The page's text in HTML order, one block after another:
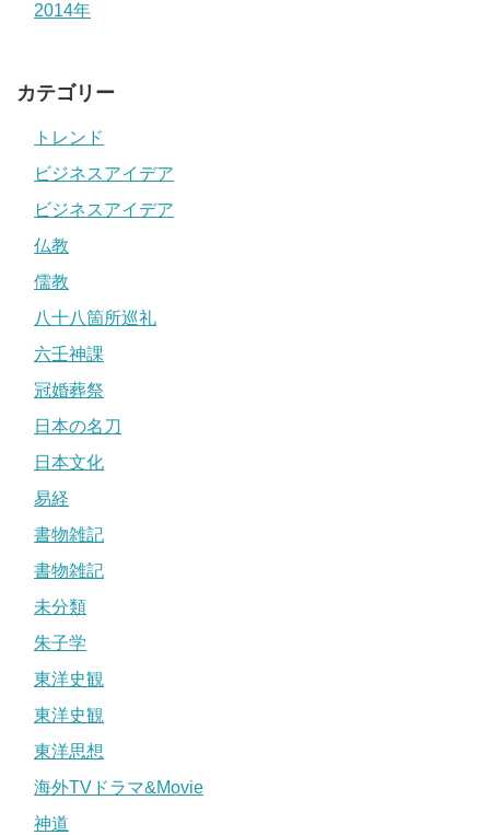
2014年
カテゴリー
トレンド
ビジネスアイデア
ビジネスアイデア
仏教
儒教
八十八箇所巡礼
六壬神課
冠婚葬祭
日本の名刀
日本文化
易経
書物雑記
書物雑記
未分類
朱子学
東洋史観
東洋史観
東洋思想
海外TVドラマ&Movie
神道